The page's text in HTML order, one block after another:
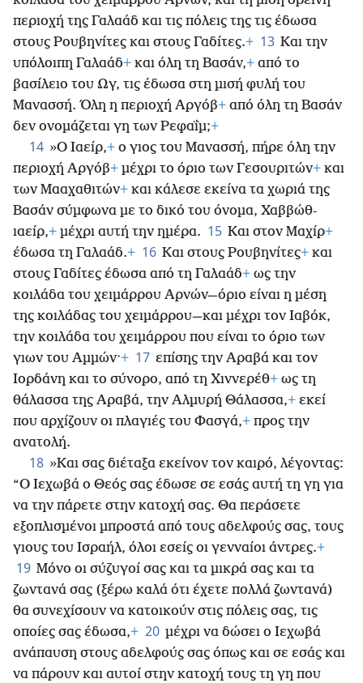
περιοχή της Γαλαάδ και τις πόλεις της τις έδωσα
στους Ρουβηνίτες και στους Γαδίτες.+ 13 Και την
υπόλοιπη Γαλαάδ+ και όλη τη Βασάν,+ από το
βασίλειο του Ωγ, τις έδωσα στη μισή φυλή του
Μανασσή. Όλη η περιοχή Αργόβ+ από όλη τη Βασάν
δεν ονομάζεται γη των Ρεφαΐμ;+
14 »Ο Ιαείρ,+ ο γιος του Μανασσή, πήρε όλη την
περιοχή Αργόβ+ μέχρι το όριο των Γεσουριτών+ και
των Μααχαθιτών+ και κάλεσε εκείνα τα χωριά της
Βασάν σύμφωνα με το δικό του όνομα, Χαββώθ-
ιαείρ,+ μέχρι αυτή την ημέρα. 15 Και στον Μαχίρ+
έδωσα τη Γαλαάδ.+ 16 Και στους Ρουβηνίτες+ και
στους Γαδίτες έδωσα από τη Γαλαάδ+ ως την
κοιλάδα του χειμάρρου Αρνών—όριο είναι η μέση
της κοιλάδας του χειμάρρου—και μέχρι τον Ιαβόκ,
την κοιλάδα του χειμάρρου που είναι το όριο των
γιων του Αμμών·+ 17 επίσης την Αραβά και τον
Ιορδάνη και το σύνορο, από τη Χιννερέθ+ ως τη
θάλασσα της Αραβά, την Αλμυρή Θάλασσα,+ εκεί
που αρχίζουν οι πλαγιές του Φασγά,+ προς την
ανατολή.
18 »Και σας διέταξα εκείνον τον καιρό, λέγοντας:
“Ο Ιεχωβά ο Θεός σας έδωσε σε εσάς αυτή τη γη για
να την πάρετε στην κατοχή σας. Θα περάσετε
εξοπλισμένοι μπροστά από τους αδελφούς σας, τους
γιους του Ισραήλ, όλοι εσείς οι γενναίοι άντρες.+
19 Μόνο οι σύζυγοί σας και τα μικρά σας και τα
ζωντανά σας (ξέρω καλά ότι έχετε πολλά ζωντανά)
θα συνεχίσουν να κατοικούν στις πόλεις σας, τις
οποίες σας έδωσα,+ 20 μέχρι να δώσει ο Ιεχωβά
ανάπαυση στους αδελφούς σας όπως και σε εσάς και
να πάρουν και αυτοί στην κατοχή τους τη γη που